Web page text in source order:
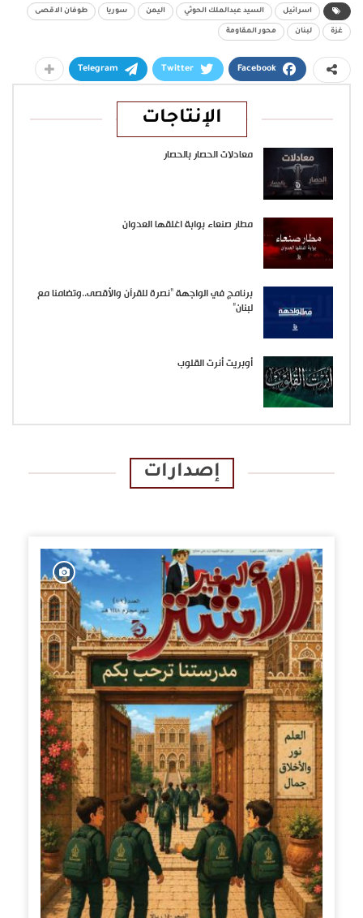
اسرائيل السيد عبدالملك الحوثي اليمن سوريا طوفان الاقصى
غزة لبنان محور المقاومة
Facebook
Twitter
Telegram
الإنتاجات
معادلات الحصار بالحصار
مطار صنعاء بوابة اغلقها العدوان
برنامج في الواجهة “نصرة للقرآن والأقصى..وتضامنا مع
لبنان”
أوبريت أنرت القلوب
إصدارات